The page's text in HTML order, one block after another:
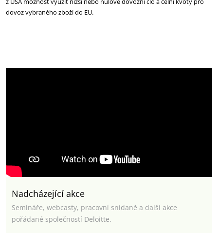
dovoz vybraného zboží do EU.
Nadcházející akce
Semináře, webcasty, pracovní snídaně a další akce
pořádané společností Deloitte.